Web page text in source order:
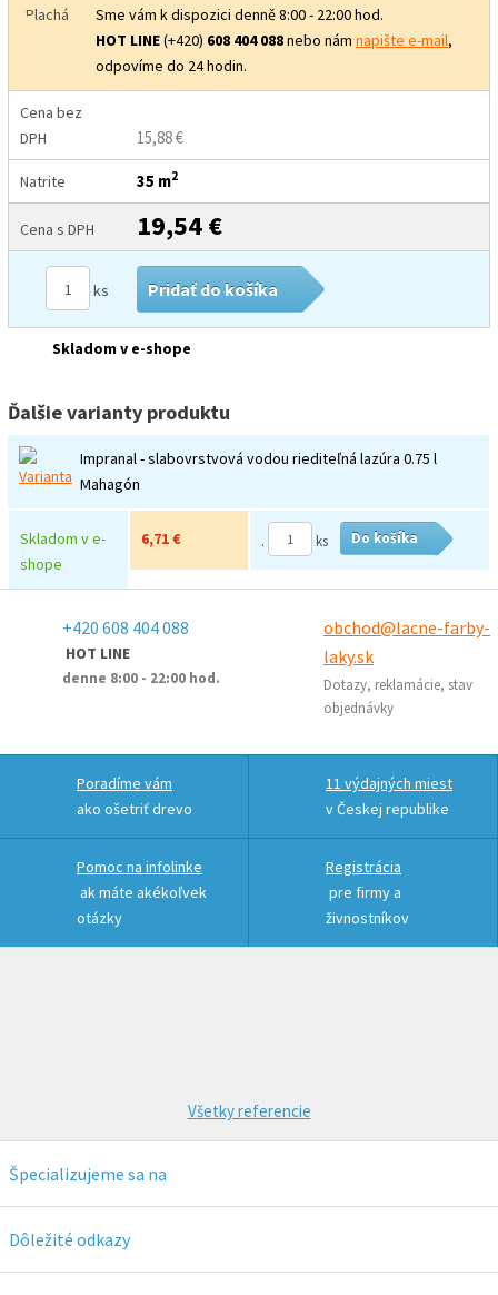
Sme vám k dispozici denně 8:00 - 22:00 hod.
HOT LINE(+420) 608 404 088nebo nám napište e-mail,
odpovíme do 24 hodin.
Cena bez
DPH
15,88 €
Natrite 35 m2
Cena s DPH 19,54 €
ks Pridať do košíka
Skladom v e-shope
Ďalšie varianty produktu
Impranal - slabovrstvová vodou riediteľná lazúra 0.75 l
Mahagón
Skladom v e-
shope
6,71 € . ks Do košíka
+420 608 404 088
HOT LINE
denne 8:00 - 22:00 hod.
obchod@lacne-farby-
laky.sk
Dotazy, reklamácie, stav
objednávky
Poradíme vám
ako ošetriť drevo
11 výdajných miest
v Českej republike
Pomoc na infolinke
ak máte akékoľvek
otázky
Registrácia
pre firmy a
živnostníkov
Všetky referencie
Špecializujeme sa na
OSMO
Dôležité odkazy